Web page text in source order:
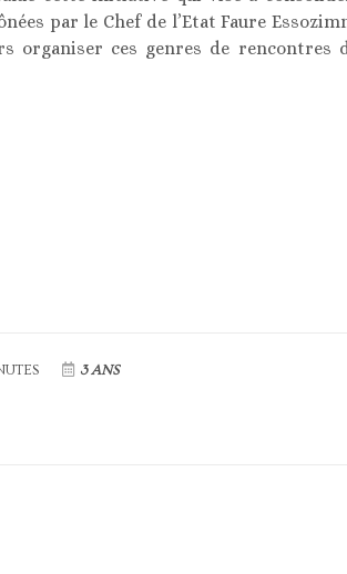
par le Chef de l’Etat Faure
organiser ces genres de rencontres
3 ANS